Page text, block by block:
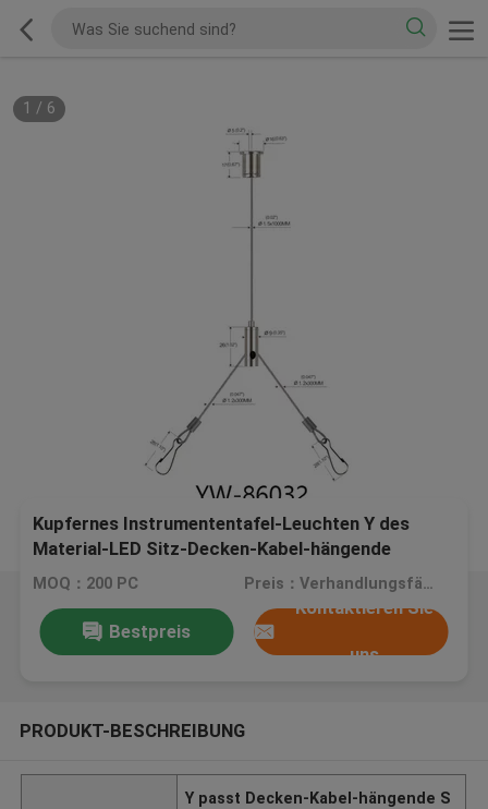
1 / 6
Kupfernes Instrumententafel-Leuchten Y des
Material-LED Sitz-Decken-Kabel-hängende
Systeme YW86032
MOQ：200 PC Preis：Verhandlungsfähig
Bestpreis
Kontaktieren Sie
uns
PRODUKT-BESCHREIBUNG
Y passt Decken-Kabel-hängende S